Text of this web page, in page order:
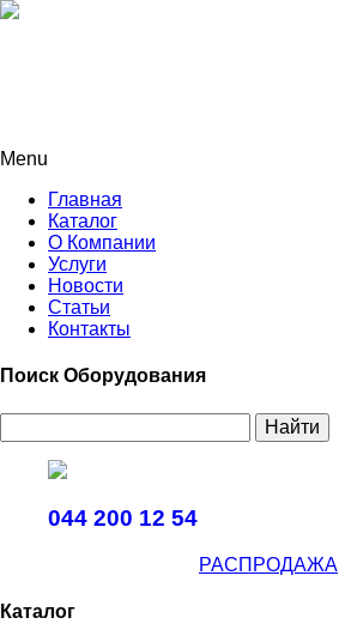
Menu
Главная
Каталог
О Компании
Услуги
Новости
Статьи
Контакты
Поиск Оборудования
Найти
044 200 12 54
РАСПРОДАЖА
Каталог